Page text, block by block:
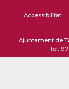
Accessibilitat
Ajuntament de
Tel.